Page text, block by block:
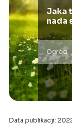
Jaka
nada
Ogród
Data publikacji: